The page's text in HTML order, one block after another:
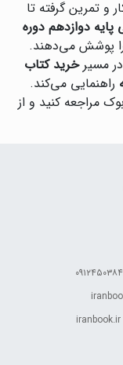
و تمرین گرفته تا
دوازدهم دوره
را پوشش می‌دهند.
در مسیرخرید کتاب
راهنمایی می‌کند.
مراجعه کنید و از